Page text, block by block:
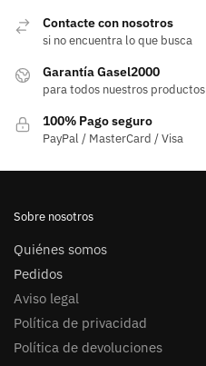
Contacte con nosotros
si no encuentra lo que busca
Garantía Gasel2000
para todos nuestros productos
100% Pago seguro
PayPal / MasterCard / Visa
Sobre nosotros
Quiénes somos
Pedidos
Aviso legal
Política de privacidad
Política de devoluciones